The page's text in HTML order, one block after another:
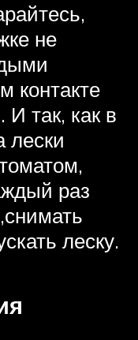
не
контакте
И так, как в
лески
раз
леску.